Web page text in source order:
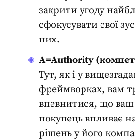
закрити угоду
сфокусувати свої
них.
A=Authority
Тут, як і у
фреймворках, вам
впевнитися, що ваш
покупець впливає
рішень у його